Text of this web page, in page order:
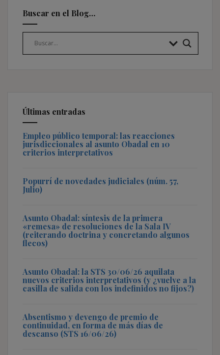
Buscar en el Blog…
Últimas entradas
Empleo público temporal: las reacciones
jurisdiccionales al asunto Obadal en 10
criterios interpretativos
Popurrí de novedades judiciales (núm. 57,
Julio)
Asunto Obadal: síntesis de la primera
«remesa» de resoluciones de la Sala IV
(reiterando doctrina y concretando algunos
flecos)
Asunto Obadal: la STS 30/06/26 aquilata
nuevos criterios interpretativos (y ¿vuelve a la
casilla de salida con los indefinidos no fijos?)
Absentismo y devengo de premio de
continuidad, en forma de más días de
descanso (STS 16/06/26)